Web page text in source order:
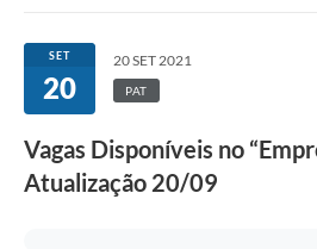
SET
20
20 SET 2021
PAT
Vagas Disponíveis no
Atualização 20/09